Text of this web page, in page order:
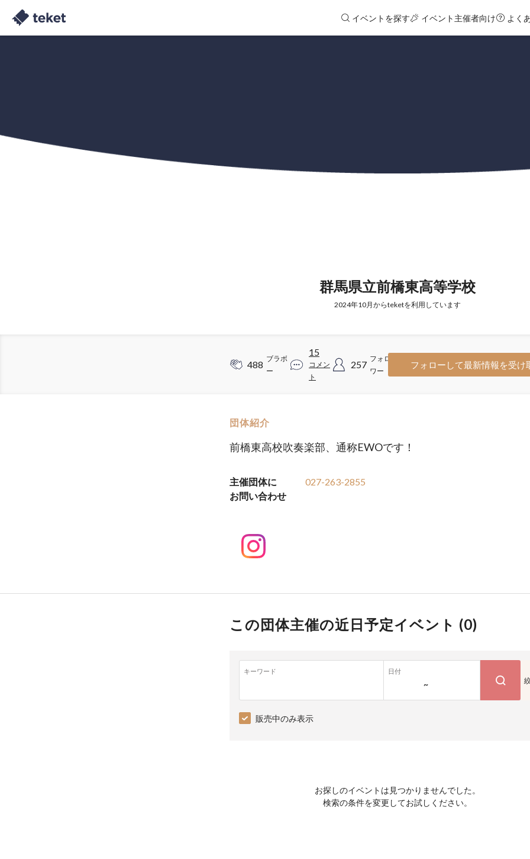
イベントを探す イベント主催者向け よく
群馬県立前橋東高等学校
2024年10月からteketを利用しています
488
ブラボ
ー
15
コメン
ト
257
フォロ
ワー
フォローして最新情報を受け
団体紹介
前橋東高校吹奏楽部、通称EWOです！
主催団体に
お問い合わせ
027-263-2855
この団体主催の近日予定イベント (0)
キーワード 日付
~
販売中のみ表示
お探しのイベントは見つかりませんでした。
検索の条件を変更してお試しください。